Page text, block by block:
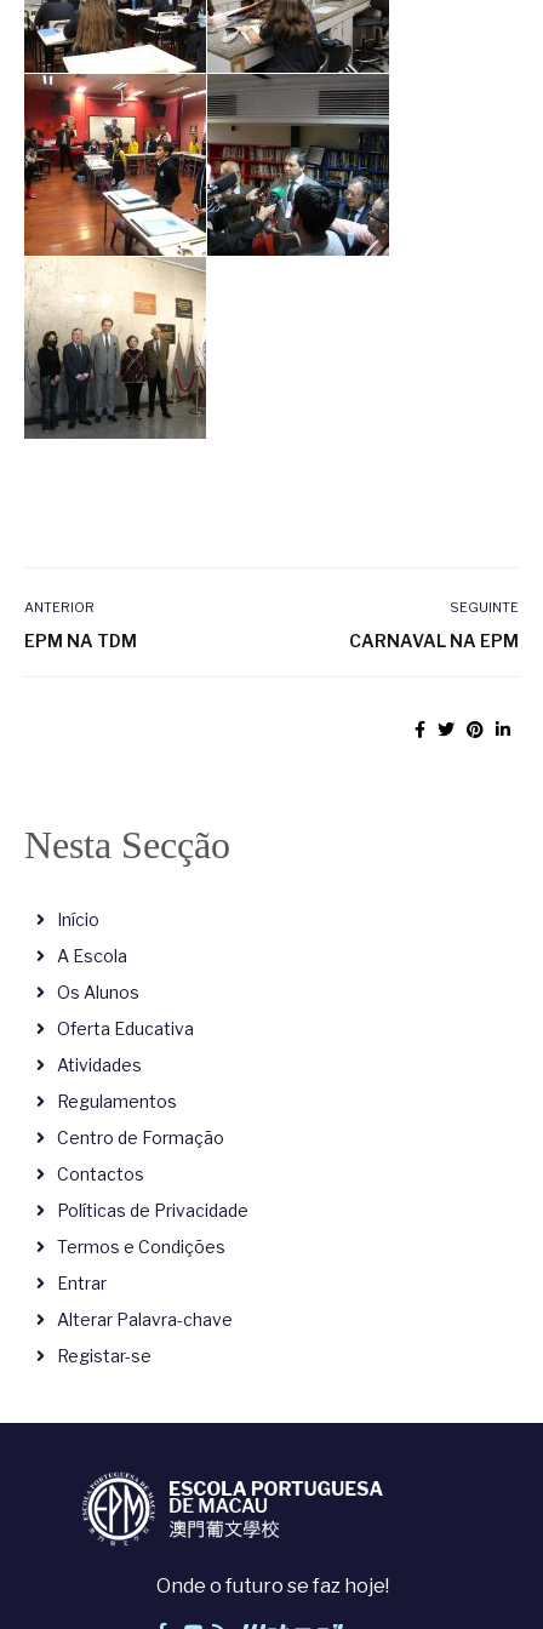
ANTERIOR
EPM NA TDM
SEGUINTE
CARNAVAL NA EPM
Nesta Secção
Início
A Escola
Os Alunos
Oferta Educativa
Atividades
Regulamentos
Centro de Formação
Contactos
Políticas de Privacidade
Termos e Condições
Entrar
Alterar Palavra-chave
Registar-se
Onde o futuro se faz hoje!